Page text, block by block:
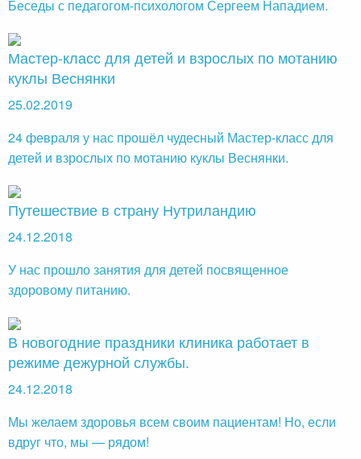
Беседы с педагогом-психологом Сергеем Нападием.
Мастер-класс для детей и взрослых по мотанию
куклы Веснянки
25.02.2019
24 февраля у нас прошёл чудесный Мастер-класс для
детей и взрослых по мотанию куклы Веснянки.
Путешествие в страну Нутриландию
24.12.2018
У нас прошло занятия для детей посвященное
здоровому питанию.
В новогодние праздники клиника работает в
режиме дежурной службы.
24.12.2018
Мы желаем здоровья всем своим пациентам! Но, если
вдруг что, мы — рядом!